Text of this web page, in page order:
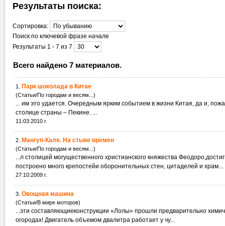
Результаты поиска:
Сортировка:
Поиск по ключевой фразе начале
Результаты 1 - 7 из 7
Всего найдено 7 материалов.
1. Парк шоколада в Китае
(Статьи/По городам и весям...)
... им это удается. Очередным ярким событием в жизни Китая, да и,
столице страны – Пекине. ...
11:03:2010 г.
2. Мангуп-Кале. На стыке времен
(Статьи/По городам и весям...)
...л столицей могущественного христианского княжества
построено много крепостейи оборонительных стен, цитаделей и храм...
27:10:2009 г.
3. Овощная машина
(Статьи/В мире моторов)
...эти составляющиеконструкции «Лолы» прошли предварительно
огородах! Двигатель объемом двалитра работает у чу...